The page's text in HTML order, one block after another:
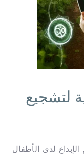
لتشجيع
لدى الأطفال